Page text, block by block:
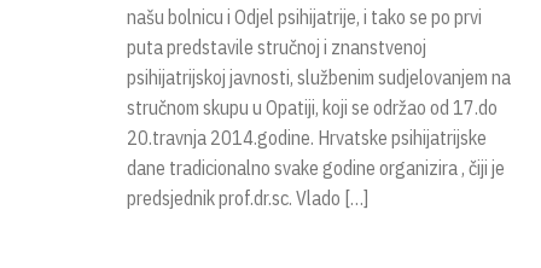
našu bolnicu i Odjel psihijatrije, i tako se po prvi
puta predstavile stručnoj i znanstvenoj
psihijatrijskoj javnosti, službenim sudjelovanjem na
stručnom skupu u Opatiji, koji se održao od 17.do
20.travnja 2014.godine. Hrvatske psihijatrijske
dane tradicionalno svake godine organizira , čiji je
predsjednik prof.dr.sc. Vlado […]